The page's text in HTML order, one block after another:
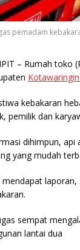
pemadam
– Rumah toko
kebakaran
pemilik dan
dihimpun, api
yang mudah
mendapat
sempat
lantai dua